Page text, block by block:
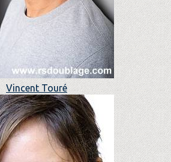
Vincent Touré